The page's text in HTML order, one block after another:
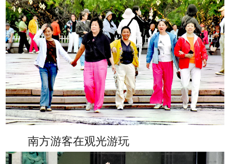
南方游客在观光游玩